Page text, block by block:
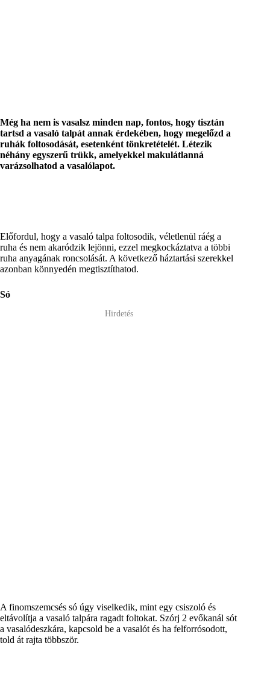
Még ha nem is vasalsz minden nap, fontos, hogy tisztán
tartsd a vasaló talpát annak érdekében, hogy megelőzd a
ruhák foltosodását, esetenként tönkretételét. Létezik
néhány egyszerű trükk, amelyekkel makulátlanná
varázsolhatod a vasalólapot.
Előfordul, hogy a vasaló talpa foltosodik, véletlenül ráég a
ruha és nem akaródzik lejönni, ezzel megkockáztatva a többi
ruha anyagának roncsolását. A következő háztartási szerekkel
azonban könnyedén megtisztíthatod.
Só
Hirdetés
A finomszemcsés só úgy viselkedik, mint egy csiszoló és
eltávolítja a vasaló talpára ragadt foltokat. Szórj 2 evőkanál sót
a vasalódeszkára, kapcsold be a vasalót és ha felforrósodott,
told át rajta többször.